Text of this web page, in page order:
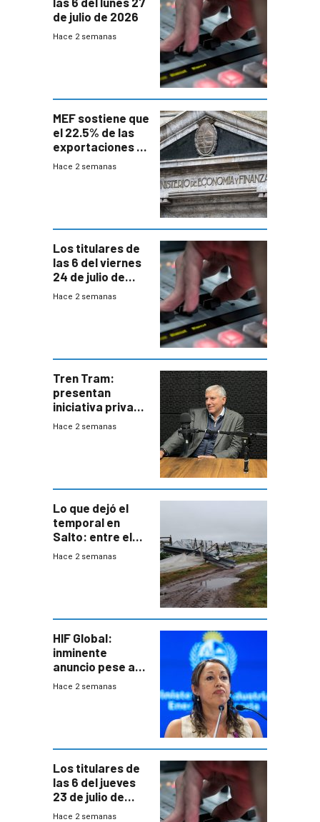
de julio de 2026
Hace 2 semanas
MEF sostiene que
el 22.5% de las
exportaciones a
EE.UU se verán
Hace 2 semanas
Los titulares de
las 6 del viernes
24 de julio de
2026
Hace 2 semanas
Tren Tram:
presentan
iniciativa privada
para una red de
Hace 2 semanas
Lo que dejó el
temporal en
Salto: entre el
impacto
Hace 2 semanas
HIF Global:
inminente
anuncio pese a
declaración de
gobierno
Hace 2 semanas
Los titulares de
las 6 del jueves
23 de julio de
2026
Hace 2 semanas